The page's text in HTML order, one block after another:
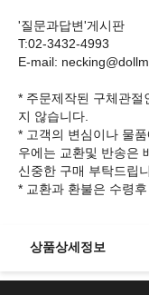
'질문과답변'게시판
T:02-3432-4993
E-mail:
* 주문제작된 구체관절
지 않습니다.
* 고객의 변심이나 물
우에는 교환및 반송은
신중한 구매 부탁드립
상품상세정보